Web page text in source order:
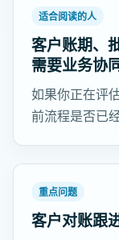
适合阅读的人
客户账期、
需要业务协
如果你正在评
前流程是否已
重点问题
客户对账跟